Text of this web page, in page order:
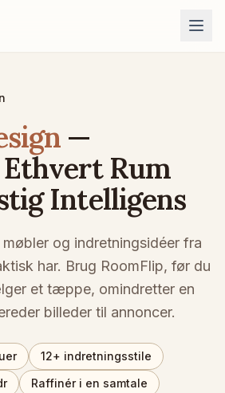
med rummet og møblerne på dit foto.
du køber.
areal
før du planlægger.
tæppet i rummet.
køber en sofa eller et bord.
—
Ethvert Rum
Intelligens
og indretningsidéer fra
har. Brug RoomFlip, før du
et tæppe, omindretter en
billeder til annoncer.
12+ indretningsstile
Raffinér i en samtale